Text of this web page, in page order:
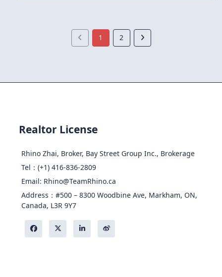
1 2
Realtor License
Rhino Zhai, Broker, Bay Street Group Inc., Brokerage
Tel：(+1) 416-836-2809
Email: Rhino@TeamRhino.ca
Address：#500 – 8300 Woodbine Ave, Markham, ON,
Canada, L3R 9Y7